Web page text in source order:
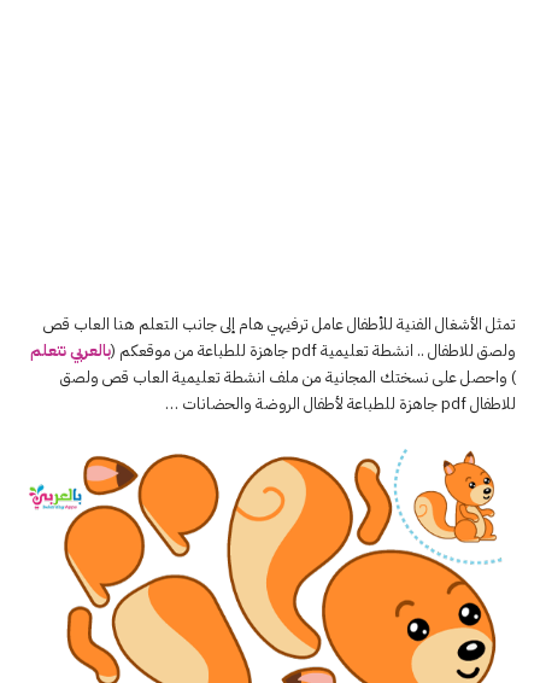
تمثل الأشغال الفنية للأطفال عامل ترفيهي هام إلى جانب التعلم هنا العاب قص
ولصق للاطفال .. انشطة تعليمية pdf جاهزة للطباعة من موقعكم (
بالعربي نتعلم
) واحصل على نسختك المجانية من ملف انشطة تعليمية العاب قص ولصق
للاطفال pdf جاهزة للطباعة لأطفال الروضة والحضانات …